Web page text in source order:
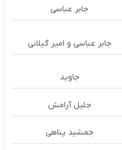
جابر عباسی
جابر عباسی و امیر گیلانی
جاوید
جلیل آرامش
جمشید پناهی